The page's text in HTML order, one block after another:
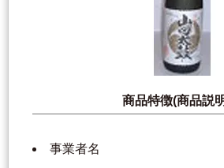
商品特徴(商品説
事業者名